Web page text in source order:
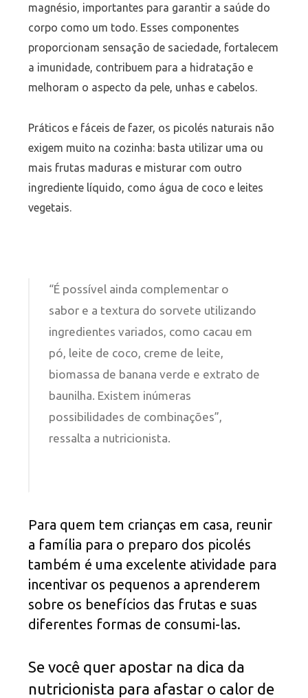
magnésio, importantes para garantir a saúde do
corpo como um todo. Esses componentes
proporcionam sensação de saciedade, fortalecem
a imunidade, contribuem para a hidratação e
melhoram o aspecto da pele, unhas e cabelos.
Práticos e fáceis de fazer, os picolés naturais não
exigem muito na cozinha: basta utilizar uma ou
mais frutas maduras e misturar com outro
ingrediente líquido, como água de coco e leites
vegetais.
“É possível ainda complementar o
sabor e a textura do sorvete utilizando
ingredientes variados, como cacau em
pó, leite de coco, creme de leite,
biomassa de banana verde e extrato de
baunilha. Existem inúmeras
possibilidades de combinações”,
ressalta a nutricionista.
Para quem tem crianças em casa, reunir
a família para o preparo dos picolés
também é uma excelente atividade para
incentivar os pequenos a aprenderem
sobre os benefícios das frutas e suas
diferentes formas de consumi-las.
Se você quer apostar na dica da
nutricionista para afastar o calor de